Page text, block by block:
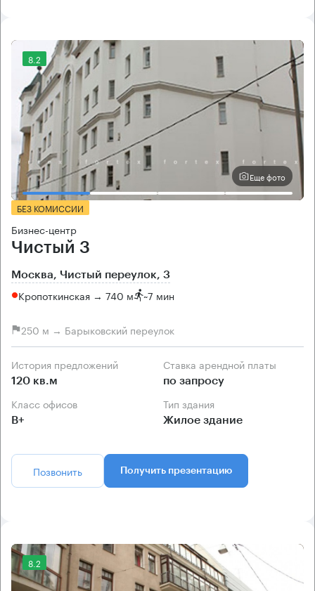
8.2
Еще фото
БЕЗ КОМИССИИ
Бизнес-центр
Чистый 3
Москва, Чистый переулок, 3
Кропоткинская → 740 м ~7 мин
250 м → Барыковский переулок
История предложений
120 кв.м
Ставка арендной платы
по запросу
Класс офисов
B+
Тип здания
Жилое здание
Позвонить Получить презентацию
8.2